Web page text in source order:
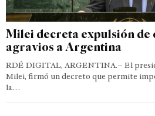
Milei decreta expulsión
agravios a Argentina
RDÉ DIGITAL, ARGENTINA.– El
Milei, firmó un decreto que permite
la…